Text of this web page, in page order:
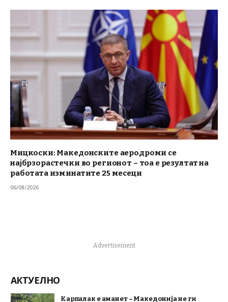
Мицкоски: Македонските аеродроми се
најбрзорастечки во регионот – тоа е резултат на
работата изминатите 25 месеци
06/08/2026
Advertisement
АКТУЕЛНО
Карпалак е аманет – Македонија не ги